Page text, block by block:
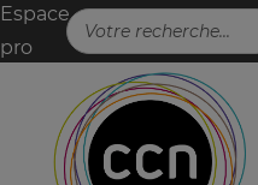
Espace
pro